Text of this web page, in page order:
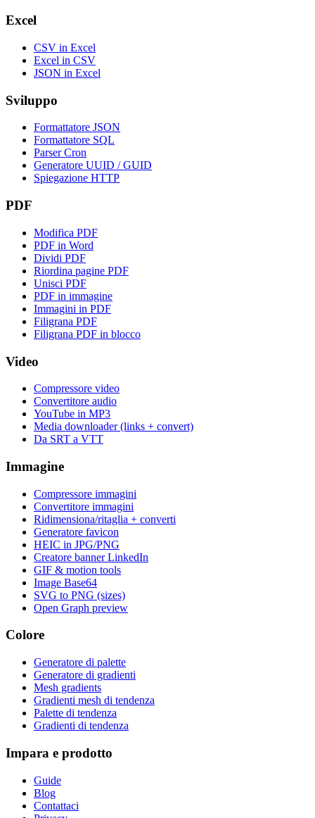
Excel
CSV in Excel
Excel in CSV
JSON in Excel
Sviluppo
Formattatore JSON
Formattatore SQL
Parser Cron
Generatore UUID / GUID
Spiegazione HTTP
PDF
Modifica PDF
PDF in Word
Dividi PDF
Riordina pagine PDF
Unisci PDF
PDF in immagine
Immagini in PDF
Filigrana PDF
Filigrana PDF in blocco
Video
Compressore video
Convertitore audio
YouTube in MP3
Media downloader (links + convert)
Da SRT a VTT
Immagine
Compressore immagini
Convertitore immagini
Ridimensiona/ritaglia + converti
Generatore favicon
HEIC in JPG/PNG
Creatore banner LinkedIn
GIF & motion tools
Image Base64
SVG to PNG (sizes)
Open Graph preview
Colore
Generatore di palette
Generatore di gradienti
Mesh gradients
Gradienti mesh di tendenza
Palette di tendenza
Gradienti di tendenza
Impara e prodotto
Guide
Blog
Contattaci